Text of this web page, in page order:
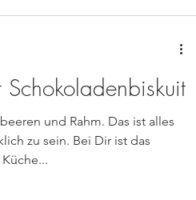
Schokoladenbiskuit
und Rahm. Das ist alles
zu sein. Bei Dir ist das